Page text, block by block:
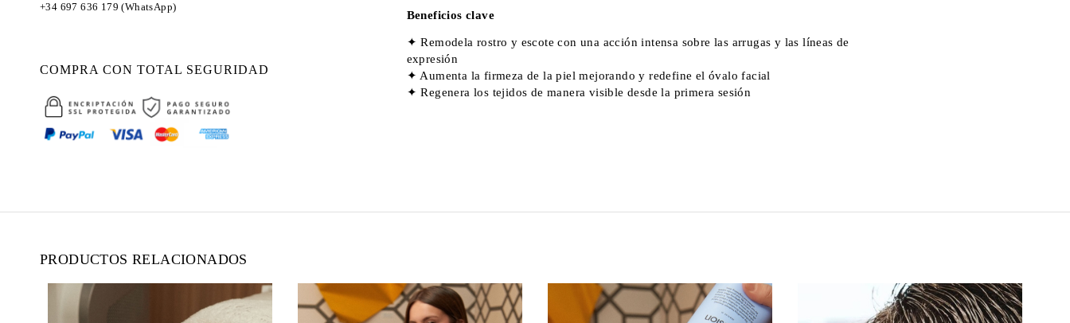
+34 697 636 179 (WhatsApp)
COMPRA CON TOTAL SEGURIDAD
Beneficios clave
✦ Remodela rostro y escote con una acción intensa sobre las arrugas y las líneas de
expresión
✦ Aumenta la firmeza de la piel mejorando y redefine el óvalo facial
✦ Regenera los tejidos de manera visible desde la primera sesión
PRODUCTOS RELACIONADOS